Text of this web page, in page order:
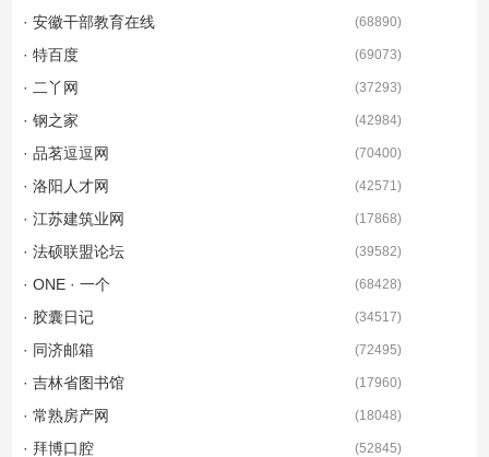
· 安徽干部教育在线 (68890)
· 特百度 (69073)
· 二丫网 (37293)
· 钢之家 (42984)
· 品茗逗逗网 (70400)
· 洛阳人才网 (42571)
· 江苏建筑业网 (17868)
· 法硕联盟论坛 (39582)
· ONE · 一个 (68428)
· 胶囊日记 (34517)
· 同济邮箱 (72495)
· 吉林省图书馆 (17960)
· 常熟房产网 (18048)
· 拜博口腔 (52845)